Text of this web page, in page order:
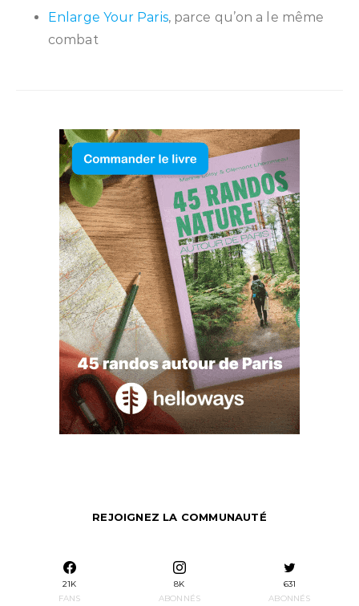
Enlarge Your Paris, parce qu’on a le même
combat
REJOIGNEZ LA COMMUNAUTÉ
21K
FANS
8K
ABONNÉS
631
ABONNÉS